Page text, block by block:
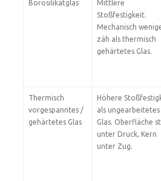
Borosilikatglas
Mittlere
Stoßfestigkeit.
Mechanisch
zäh als thermisch
gehärtetes Glas.
Thermisch
vorgespanntes /
gehärtetes Glas
Höhere
als ungearbeitetes
Glas. Oberfläche
unter Druck, Kern
unter Zug.